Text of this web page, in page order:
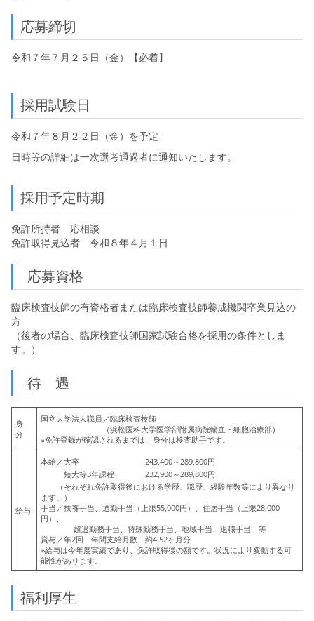
応募締切
令和７年７月２５日（金）【必着】
採用試験日
令和７年８月２２日（金）を予定
日時等の詳細は一次選考通過者に通知いたします。
採用予定時期
免許所持者 応相談
免許取得見込者 令和８年４月１日
応募資格
臨床検査技師の有資格者または臨床検査技師養成機関卒業見込の
方
（後者の場合、臨床検査技師国家試験合格を採用の条件としま
す。）
待 遇
身
分
国立大学法人職員／臨床検査技師
（浜松医科大学医学部附属病院輸血・細胞治療部）
※免許登録が確認されるまでは、身分は検査助手です。
給与
本給／大卒 243,400～289,800円
短大等3年課程 232,900～289,800円
（それぞれ免許取得後における学歴、職歴、経験年数等により異なり
ます。）
手当／扶養手当、通勤手当（上限55,000円）、住居手当（上限28,000
円）、
超過勤務手当、特殊勤務手当、地域手当、退職手当 等
賞与／年2回 年間支給月数 約4.52ヶ月分
※給与は今年度実績であり、免許取得後の額です。状況により変動する可
能性があります。
福利厚生